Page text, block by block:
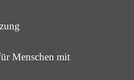
Menschen mit